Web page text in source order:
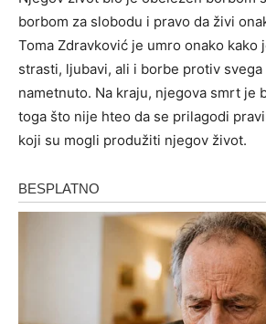
borbom za slobodu i pravo da živi
Toma Zdravković je umro onako kako
strasti, ljubavi, ali i borbe protiv
nametnuto. Na kraju, njegova smrt je
toga što nije hteo da se prilagodi
koji su mogli produžiti njegov život.